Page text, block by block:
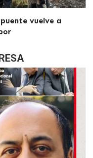
vuelve a